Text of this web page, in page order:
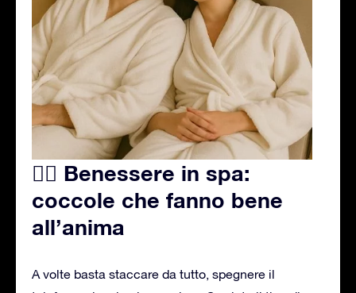
🧖‍♀️ Benessere in spa:
coccole che fanno bene
all’anima
A volte basta staccare da tutto, spegnere il